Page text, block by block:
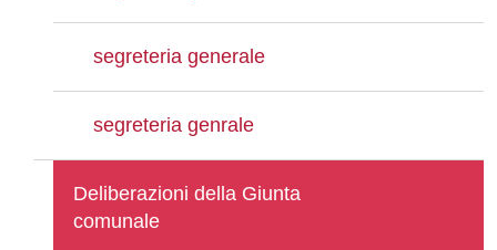
segreteria generale
segreteria genrale
Deliberazioni della Giunta
comunale